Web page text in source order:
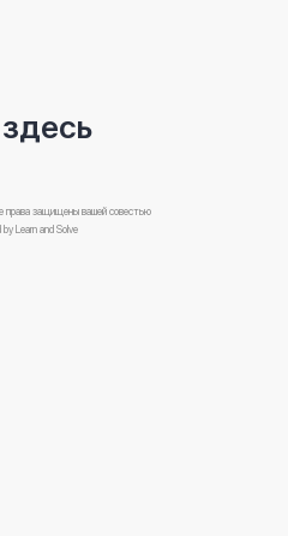
защищены вашей совестью
byLearn and Solve